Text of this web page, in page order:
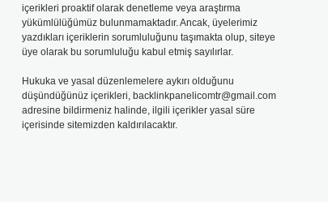
içerikleri proaktif olarak denetleme veya araştırma
yükümlülüğümüz bulunmamaktadır. Ancak, üyelerimiz
yazdıkları içeriklerin sorumluluğunu taşımakta olup, siteye
üye olarak bu sorumluluğu kabul etmiş sayılırlar.
Hukuka ve yasal düzenlemelere aykırı olduğunu
düşündüğünüz içerikleri, backlinkpanelicomtr@gmail.com
adresine bildirmeniz halinde, ilgili içerikler yasal süre
içerisinde sitemizden kaldırılacaktır.